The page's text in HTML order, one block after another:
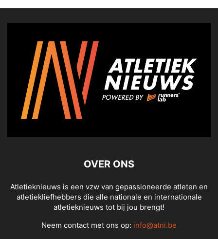
OVER ONS
Atletieknieuws is een vzw van gepassioneerde atleten en
atletiekliefhebbers die alle nationale en internationale
atletieknieuws tot bij jou brengt!
Neem contact met ons op: info@atni.be